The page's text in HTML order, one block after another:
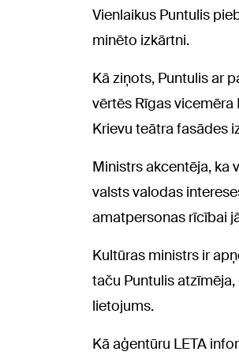
Vienlaikus Puntulis
minēto izkārtni.
Kā ziņots, Puntulis ar
vērtēs Rīgas
Krievu teātra fasādes
Ministrs akcentēja, ka
valsts valodas
amatpersonas rīcībai
Kultūras ministrs ir
taču Puntulis
lietojums.
Kā aģentūru LETA